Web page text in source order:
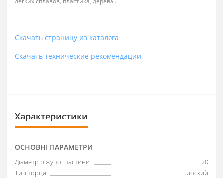
Скачать страницу из каталога
Скачать технические рекомендации
Характеристики
ОСНОВНІ ПАРАМЕТРИ
Діаметр ріжучої частини
20
Тип торця
Плоский